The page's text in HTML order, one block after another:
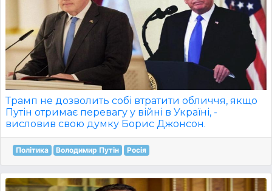
Трамп не дозволить собі втратити обличчя, якщо
Путін отримає перевагу у війні в Україні, -
висловив свою думку Борис Джонсон.
Політика Володимир Путін Росія